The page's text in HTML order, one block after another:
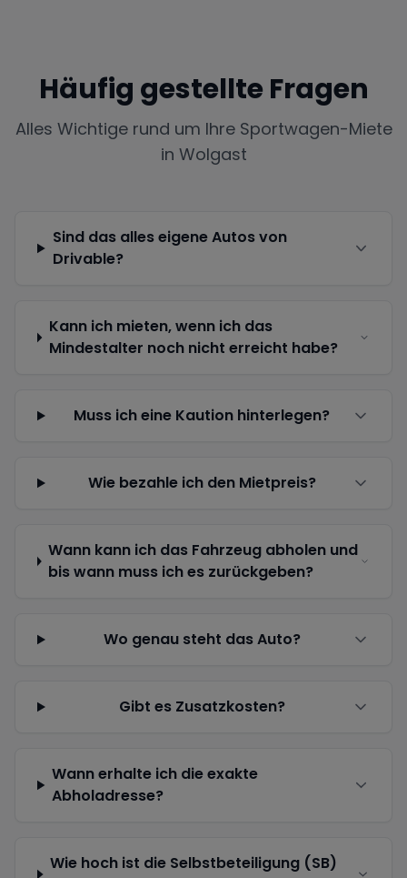
Häufig gestellte Fragen
Alles Wichtige rund um Ihre Sportwagen-Miete
in Wolgast
Sind das alles eigene Autos von
Drivable?
Kann ich mieten, wenn ich das
Mindestalter noch nicht erreicht habe?
Muss ich eine Kaution hinterlegen?
Wie bezahle ich den Mietpreis?
Wann kann ich das Fahrzeug abholen und
bis wann muss ich es zurückgeben?
Wo genau steht das Auto?
Gibt es Zusatzkosten?
Wann erhalte ich die exakte
Abholadresse?
Wie hoch ist die Selbstbeteiligung (SB)